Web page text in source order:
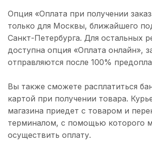
Опция «Оплата при получении
только для Москвы, ближайшего
Санкт-Петербурга. Для остальных
доступна опция «Оплата онлайн»,
отправляются после 100%
Вы также сможете расплатиться
картой при получении товара.
магазина приедет с товаром и
терминалом, с помощью которого
осуществить оплату.